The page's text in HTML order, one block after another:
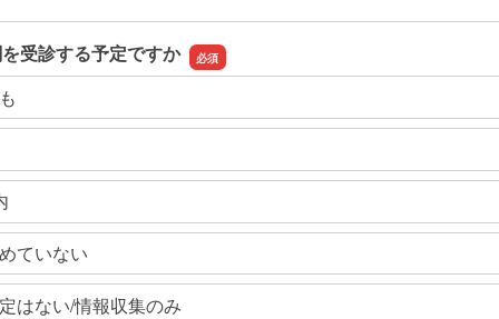
受診する予定ですか
ていない
はない/情報収集のみ